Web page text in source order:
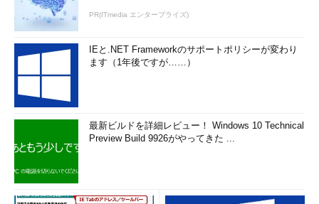
WinSxSフォルダーのクリーンアップ
「ディスククリーンアップ」による「Windows Updateのクリ
ンドによるクリーンアップを実行してみると、WinSxSフォルダ
フォルダー内のExplorer.exeを検索してみると、古いバージョン
のファイルが削除されていることが分かります（
ールができなくなることが、この結果からも分かります。
PR(ITmedia エンタープライズ)
IEと.NET Frameworkのサポートポリシーが変わり
ます（1年後ですが……）
最新ビルドを詳細レビュー！ Windows 10 Technical
Preview Build 9926がやってきた ...